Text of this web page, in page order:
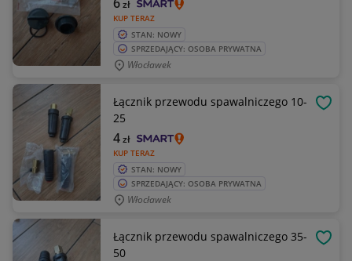
KUP TERAZ
zł
STAN: NOWY
SPRZEDAJĄCY: OSOBA PRYWATNA
Włocławek
Łącznik przewodu spawalniczego 10-
25
KUP TERAZ
4zł
STAN: NOWY
SPRZEDAJĄCY: OSOBA PRYWATNA
Włocławek
Łącznik przewodu spawalniczego 35-
50